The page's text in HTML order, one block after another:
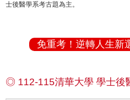
士後醫學系考古題為主。
免重考！逆轉人生新
◎ 112-115清華大學 學士後